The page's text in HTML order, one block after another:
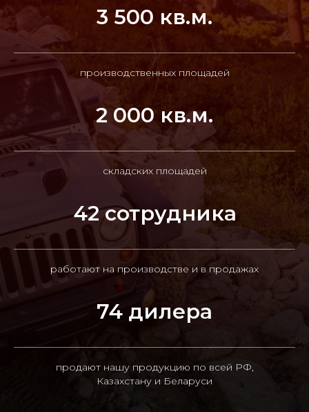
3 500 кв.м.
производственных площадей
2 000 кв.м.
складских площадей
42 сотрудника
работают на производстве и в продажах
74 дилера
продают нашу продукцию по всей РФ,
Казахстану и Беларуси